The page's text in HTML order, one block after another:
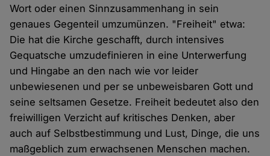
Wort oder einen Sinnzusammenhang in sein
genaues Gegenteil umzumünzen. "Freiheit" etwa:
Die hat die Kirche geschafft, durch intensives
Gequatsche umzudefinieren in eine Unterwerfung
und Hingabe an den nach wie vor leider
unbewiesenen und per se unbeweisbaren Gott und
seine seltsamen Gesetze. Freiheit bedeutet also den
freiwilligen Verzicht auf kritisches Denken, aber
auch auf Selbstbestimmung und Lust, Dinge, die uns
maßgeblich zum erwachsenen Menschen machen.